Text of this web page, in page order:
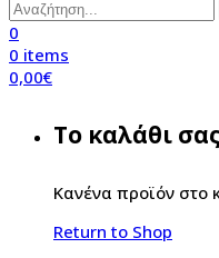
0
0 items
0,00€
Το καλάθι
Κανένα προϊόν στο
Return to Shop